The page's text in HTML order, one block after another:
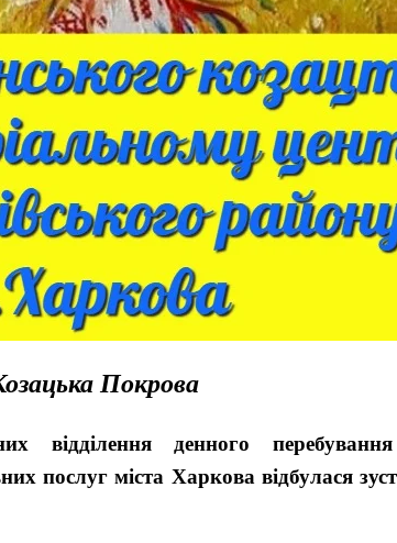
Покрова
денного перебування
послуг міста Харкова відбулася